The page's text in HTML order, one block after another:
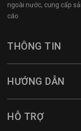
ngoài nước, cung cấp
cáo.
THÔNG TIN
HƯỚNG DẪN
HỖ TRỢ